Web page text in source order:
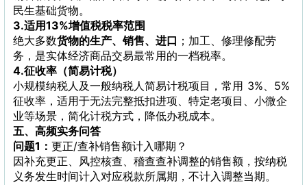
民生基础货物。
3.适用13%增值税税率范围
绝大多数货物的生产、销售、进口 ；加工、修理修配劳
务，是实体经济商品交易最常用的一档税率。
4.征收率（简易计税）
小规模纳税人及一般纳税人简易计税项目，常用 3%、5%
征收率，适用于无法完整抵扣进项、特定老项目、小微企
业等场景，简化计税方式，降低办税成本。
五、高频实务问答
问题1： 更正/查补销售额计入哪期？
因补充更正、风控核查、稽查查补调整的销售额，按纳税
义务发生时间计入对应税款所属期，不计入调整当期。